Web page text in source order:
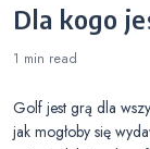
Dla kogo
1 min read
Golf jest grą dla
jak mogłoby się